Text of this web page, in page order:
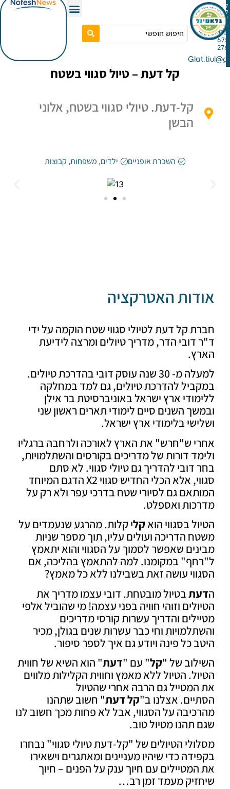
קל דעת – טיול סגווי בשטח
קל-דעת. טיולי סגווי בשטח, אלוני
הבשן
השכרת אופניים ילדים,משפחות, קבוצות
האטרקציה
קל דעת לטיולי סגווי שטח הוקמה על ידי
הדר, מדריך טיולים ומרצה לידיעת
למעלה מ- 30 שנה עוסק דובי בהדרכת טיולים.
להדרכת טיולים, גם למד במחלקה
ארץ ישראל באוניברסיטת בר אילן
השנים סיים לימודי תארים ראשון שני
בלימודי ארץ ישראל.
ש"חרש" את הארץ לאורכה ולרחבה ברגליו
דורות של מדריכים בקורסים והשתלמויות,
להדריך גם טיולי סגווי. לא סתם
סגווי, אלא הכלי החדיש סגווי X2 הדגם המיוחד
גם לסיורי שטח בדרכי עפר ולא רק על
ואספלט.
בסגווי הואקל י קלות. מהרגע שנעמדים על
הדריכה ועולים עליו, תוך מספר שניות
שאפשר לסמוך על הסגווי והוא יתאמץ
במקומנו. למה להתאמץ בהליכה, אם
עושה זאת בשבילנו ללא כל מאמץ?
בטיול מובטחת. דובי עצמו מדריך את
וזוהי חוויה בפני עצמה! מי שהוביל אלפי
והדריך עשרות קורסי מדריכים
וחי כבר עשרות שנים בגולן, מכיר
כל פינה ויודע גם איך לספר סיפור.
של "קל" עם "דעת" הוא השיא של חווית
הטיול ללא מאמץ וחווית הקלילות מלווים
גם הרבה אחרי שהטיול
אצלנו ב"קל דעת" חשוב שתהנו
על הסגווי, אבל לא פחות מכך חשוב לנו
תהנו מטיול טוב.
הטיולים של "קל-דעת טיולי סגווי" נבחרו
כדי שיהיו מעניינים ומאתגרים וישאירו
עם חיוך ענק על הפנים – חיוך
מעמד זמן רב…